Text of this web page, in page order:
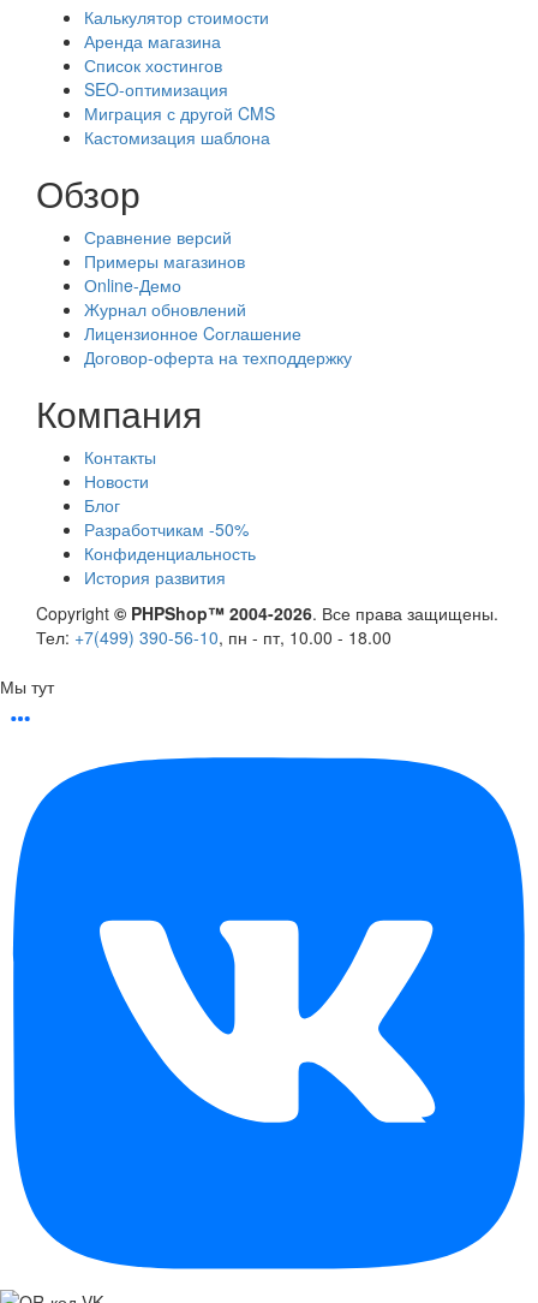
Калькулятор стоимости
Аренда магазина
Список хостингов
SEO-оптимизация
Миграция с другой CMS
Кастомизация шаблона
Обзор
Сравнение версий
Примеры магазинов
Оnline-Демо
Журнал обновлений
Лицензионное Cоглашение
Договор-оферта на техподдержку
Компания
Контакты
Новости
Блог
Разработчикам -50%
Конфиденциальность
История развития
Copyright © PHPShop™ 2004-2026. Все права защищены.
Тел: +7(499) 390-56-10, пн - пт, 10.00 - 18.00
Мы тут